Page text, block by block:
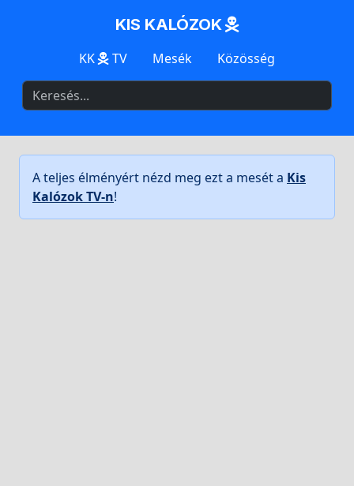
KIS KALÓZOK
KK TV Mesék Közösség
A teljes élményért nézd meg ezt a mesét a Kis
Kalózok TV-n!